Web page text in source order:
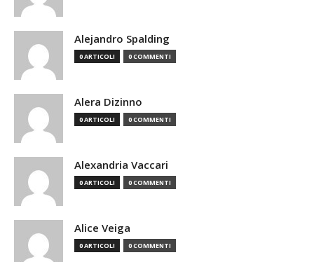
Alejandro Spalding
0 ARTICOLI 0 COMMENTI
Alera Dizinno
0 ARTICOLI 0 COMMENTI
Alexandria Vaccari
0 ARTICOLI 0 COMMENTI
Alice Veiga
0 ARTICOLI 0 COMMENTI